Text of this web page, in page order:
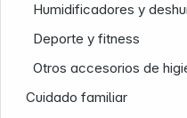
Humidificadores y
Deporte y fitness
Otros accesorios de
Cuidado familiar